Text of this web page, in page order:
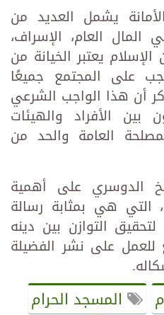
يشمل العديد من
المال العام، الإسراف،
يعتبر الخيانة من
على المجتمع جميعًا
أن هذا الواجب الشرعي
بين الأفراد والهيئات
العامة والحد من
الدوسري على أهمية
التي هي بمثابة رسالة
التوازن بين دينه
للعمل على نشر الفضيلة
المسجد الحرام